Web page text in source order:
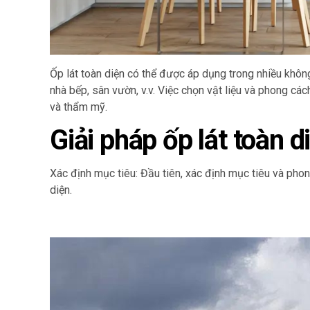
Ốp lát toàn diện có thể được áp dụng trong nhiều
nhà bếp, sân vườn, v.v. Việc chọn vật liệu và phong
và thẩm mỹ.
Giải pháp ốp lát toàn
Xác định mục tiêu: Đầu tiên, xác định mục tiêu và
diện.